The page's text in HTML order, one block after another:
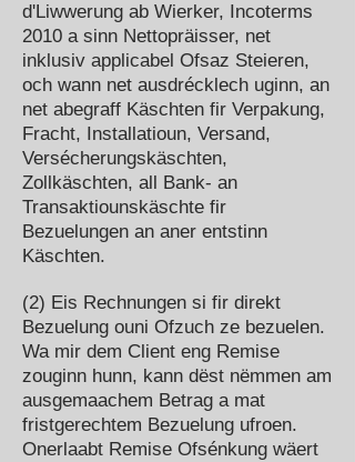
d'Liwwerung ab Wierker, Incoterms
2010 a sinn Nettopräisser, net
inklusiv applicabel Ofsaz Steieren,
och wann net ausdrécklech uginn, an
net abegraff Käschten fir Verpakung,
Fracht, Installatioun, Versand,
Versécherungskäschten,
Zollkäschten, all Bank- an
Transaktiounskäschte fir
Bezuelungen an aner entstinn
Käschten.
(2) Eis Rechnungen si fir direkt
Bezuelung ouni Ofzuch ze bezuelen.
Wa mir dem Client eng Remise
zouginn hunn, kann dëst nëmmen am
ausgemaachem Betrag a mat
fristgerechtem Bezuelung ufroen.
Onerlaabt Remise Ofsénkung wäert